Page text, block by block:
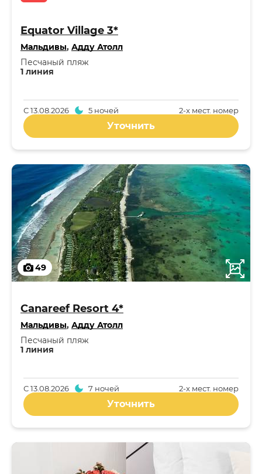
Equator Village 3*
Мальдивы, Адду Атолл
1 линия
Песчаный пляж
2-x мест. номер
С13.08.2026 5 ночей
Уточнить
49
Canareef Resort 4*
Мальдивы, Адду Атолл
1 линия
Песчаный пляж
2-x мест. номер
С13.08.2026 7 ночей
Уточнить